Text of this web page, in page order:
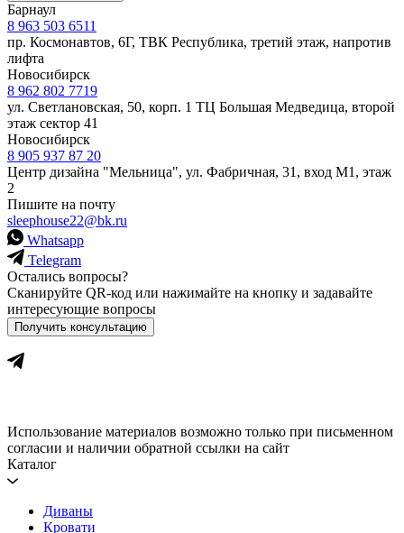
Барнаул
8 963 503 6511
пр. Космонавтов, 6Г, ТВК Республика, третий этаж, напротив
лифта
Новосибирск
8 962 802 7719
ул. Светлановская, 50, корп. 1 ТЦ Большая Медведица, второй
этаж сектор 41
Новосибирск
8 905 937 87 20
Центр дизайна "Мельница", ул. Фабричная, 31, вход М1, этаж
2
Пишите на почту
sleephouse22@bk.ru
Whatsapp
Telegram
Остались вопросы?
Сканируйте QR-код или нажимайте на кнопку и задавайте
интересующие вопросы
Получить консультацию
Использование материалов возможно только при письменном
согласии и наличии обратной ссылки на сайт
Каталог
Диваны
Кровати